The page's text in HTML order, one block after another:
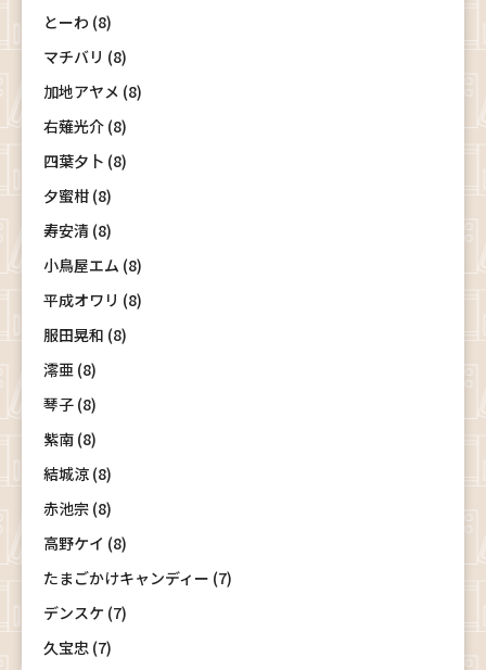
とーわ (8)
マチバリ (8)
加地アヤメ (8)
右薙光介 (8)
四葉夕卜 (8)
夕蜜柑 (8)
寿安清 (8)
小鳥屋エム (8)
平成オワリ (8)
服田晃和 (8)
澪亜 (8)
琴子 (8)
紫南 (8)
結城涼 (8)
赤池宗 (8)
高野ケイ (8)
たまごかけキャンディー (7)
デンスケ (7)
久宝忠 (7)